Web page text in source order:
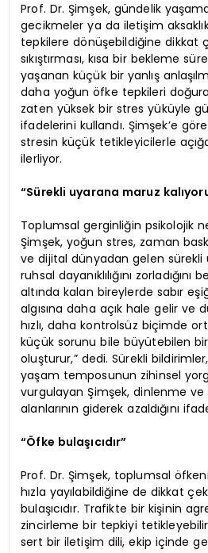
Prof. Dr. Şimşek, gündelik
gecikmeler ya da iletişim
tepkilere dönüşebildiğine dikkat
sıkıştırması, kısa bir bekleme
yaşanan küçük bir yanlış
daha yoğun öfke tepkileri
zaten yüksek bir stres yüküyle
ifadelerini kullandı. Şimşek’e
stresin küçük tetikleyicilerle
ilerliyor.
“Sürekli uyarana maruz
Toplumsal gerginliğin psikolojik
Şimşek, yoğun stres, zaman
ve dijital dünyadan gelen sürekli
ruhsal dayanıklılığını
altında kalan bireylerde sabır
algısına daha açık hale gelir ve
hızlı, daha kontrolsüz biçimde
küçük sorunu bile büyütebilen
oluşturur,” dedi. Sürekli bildirimler,
yaşam temposunun zihinsel
vurgulayan Şimşek, dinlenme
alanlarının giderek azaldığını
“Öfke bulaşıcıdır”
Prof. Dr. Şimşek, toplumsal
hızla yayılabildiğine de dikkat
bulaşıcıdır. Trafikte bir kişinin
zincirleme bir tepkiyi
sert bir iletişim dili, ekip içinde